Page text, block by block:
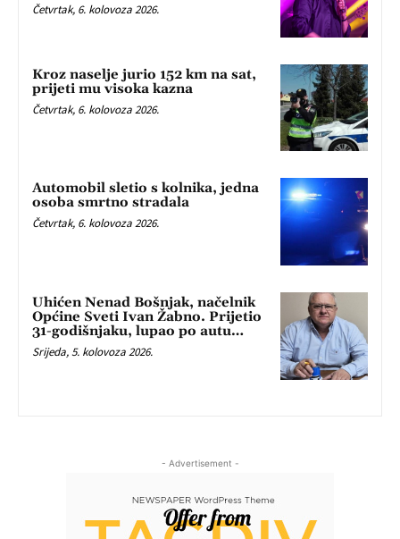
Četvrtak, 6. kolovoza 2026.
Kroz naselje jurio 152 km na sat,
prijeti mu visoka kazna
Četvrtak, 6. kolovoza 2026.
Automobil sletio s kolnika, jedna
osoba smrtno stradala
Četvrtak, 6. kolovoza 2026.
Uhićen Nenad Bošnjak, načelnik
Općine Sveti Ivan Žabno. Prijetio
31-godišnjaku, lupao po autu…
Srijeda, 5. kolovoza 2026.
- Advertisement -